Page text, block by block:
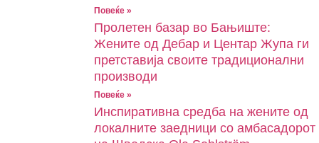
Повеќе »
Пролетен базар во Бањиште:
Жените од Дебар и Центар Жупа ги
претставија своите традиционални
производи
Повеќе »
Инспиративна средба на жените од
локалните заедници со амбасадорот